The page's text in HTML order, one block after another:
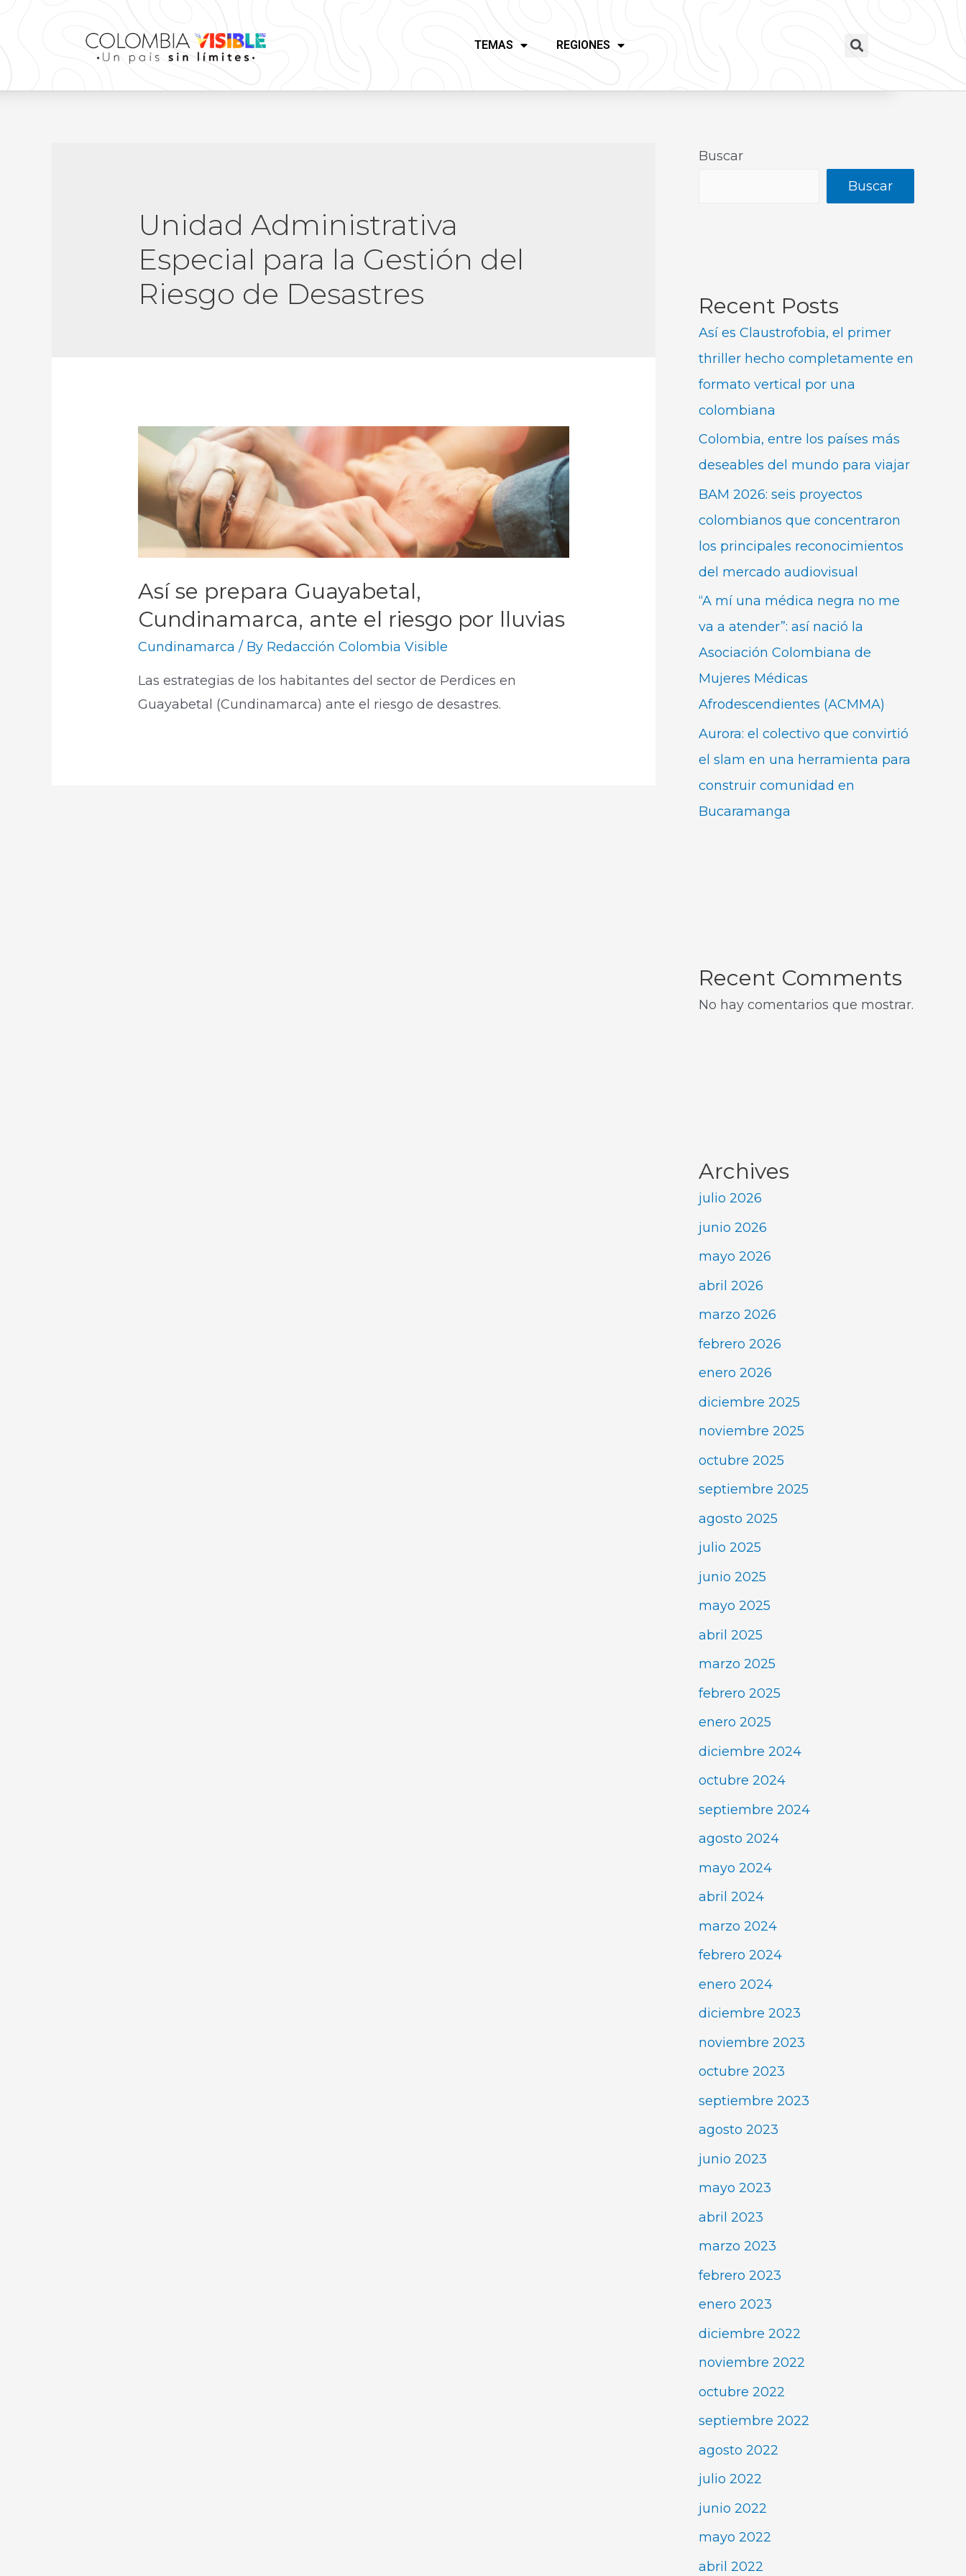
TEMAS REGIONES
Unidad Administrativa
Especial para la Gestión del
Riesgo de Desastres
Así se prepara Guayabetal,
Cundinamarca, ante el riesgo por lluvias
Cundinamarca / By Redacción Colombia Visible
Las estrategias de los habitantes del sector de Perdices en
Guayabetal (Cundinamarca) ante el riesgo de desastres.
Buscar
Buscar
Recent Posts
Así es Claustrofobia, el primer
thriller hecho completamente en
formato vertical por una
colombiana
Colombia, entre los países más
deseables del mundo para viajar
BAM 2026: seis proyectos
colombianos que concentraron
los principales reconocimientos
del mercado audiovisual
“A mí una médica negra no me
va a atender”: así nació la
Asociación Colombiana de
Mujeres Médicas
Afrodescendientes (ACMMA)
Aurora: el colectivo que convirtió
el slam en una herramienta para
construir comunidad en
Bucaramanga
Recent Comments
No hay comentarios que mostrar.
Archives
julio 2026
junio 2026
mayo 2026
abril 2026
marzo 2026
febrero 2026
enero 2026
diciembre 2025
noviembre 2025
octubre 2025
septiembre 2025
agosto 2025
julio 2025
junio 2025
mayo 2025
abril 2025
marzo 2025
febrero 2025
enero 2025
diciembre 2024
octubre 2024
septiembre 2024
agosto 2024
mayo 2024
abril 2024
marzo 2024
febrero 2024
enero 2024
diciembre 2023
noviembre 2023
octubre 2023
septiembre 2023
agosto 2023
junio 2023
mayo 2023
abril 2023
marzo 2023
febrero 2023
enero 2023
diciembre 2022
noviembre 2022
octubre 2022
septiembre 2022
agosto 2022
julio 2022
junio 2022
mayo 2022
abril 2022